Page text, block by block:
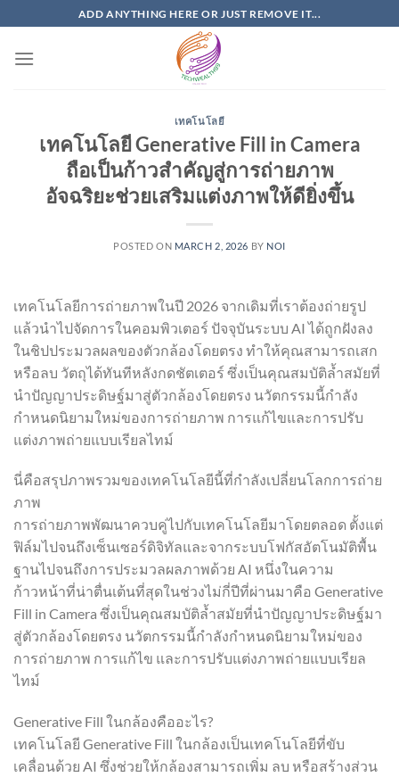
to
content
ADD ANYTHING HERE OR JUST REMOVE IT...
เทคโนโลยี
เทคโนโลยี Generative Fill in Camera
ถือเป็นก้าวสำคัญสู่การถ่ายภาพ
อัจฉริยะช่วยเสริมแต่งภาพให้ดียิ่งขึ้น
POSTED ON MARCH 2, 2026 BY NOI
เทคโนโลยีการถ่ายภาพในปี 2026 จากเดิมที่เราต้องถ่ายรูป
แล้วนำไปจัดการในคอมพิวเตอร์ ปัจจุบันระบบ AI ได้ถูกฝังลง
ในชิปประมวลผลของตัวกล้องโดยตรง ทำให้คุณสามารถเสก
หรือลบ วัตถุได้ทันทีหลังกดชัตเตอร์ ซึ่งเป็นคุณสมบัติล้ำสมัยที่
นำปัญญาประดิษฐ์มาสู่ตัวกล้องโดยตรง นวัตกรรมนี้กำลัง
กำหนดนิยามใหม่ของการถ่ายภาพ การแก้ไขและการปรับ
แต่งภาพถ่ายแบบเรียลไทม์
นี่คือสรุปภาพรวมของเทคโนโลยีนี้ที่กำลังเปลี่ยนโลกการถ่าย
ภาพ
การถ่ายภาพพัฒนาควบคู่ไปกับเทคโนโลยีมาโดยตลอด ตั้งแต่
ฟิล์มไปจนถึงเซ็นเซอร์ดิจิทัลและจากระบบโฟกัสอัตโนมัติพื้น
ฐานไปจนถึงการประมวลผลภาพด้วย AI หนึ่งในความ
ก้าวหน้าที่น่าตื่นเต้นที่สุดในช่วงไม่กี่ปีที่ผ่านมาคือ Generative
Fill in Camera ซึ่งเป็นคุณสมบัติล้ำสมัยที่นำปัญญาประดิษฐ์มา
สู่ตัวกล้องโดยตรง นวัตกรรมนี้กำลังกำหนดนิยามใหม่ของ
การถ่ายภาพ การแก้ไข และการปรับแต่งภาพถ่ายแบบเรียล
ไทม์
Generative Fill ในกล้องคืออะไร?
เทคโนโลยี Generative Fill ในกล้องเป็นเทคโนโลยีที่ขับ
เคลื่อนด้วย AI ซึ่งช่วยให้กล้องสามารถเพิ่ม ลบ หรือสร้างส่วน